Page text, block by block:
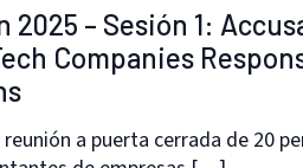
2025 – Sesión 1:
Companies
reunión a puerta cerrada de 20